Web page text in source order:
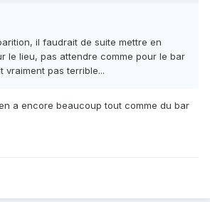
il faudrait de suite mettre en
le lieu, pas attendre comme pour le bar
vraiment pas terrible...
a encore beaucoup tout comme du bar